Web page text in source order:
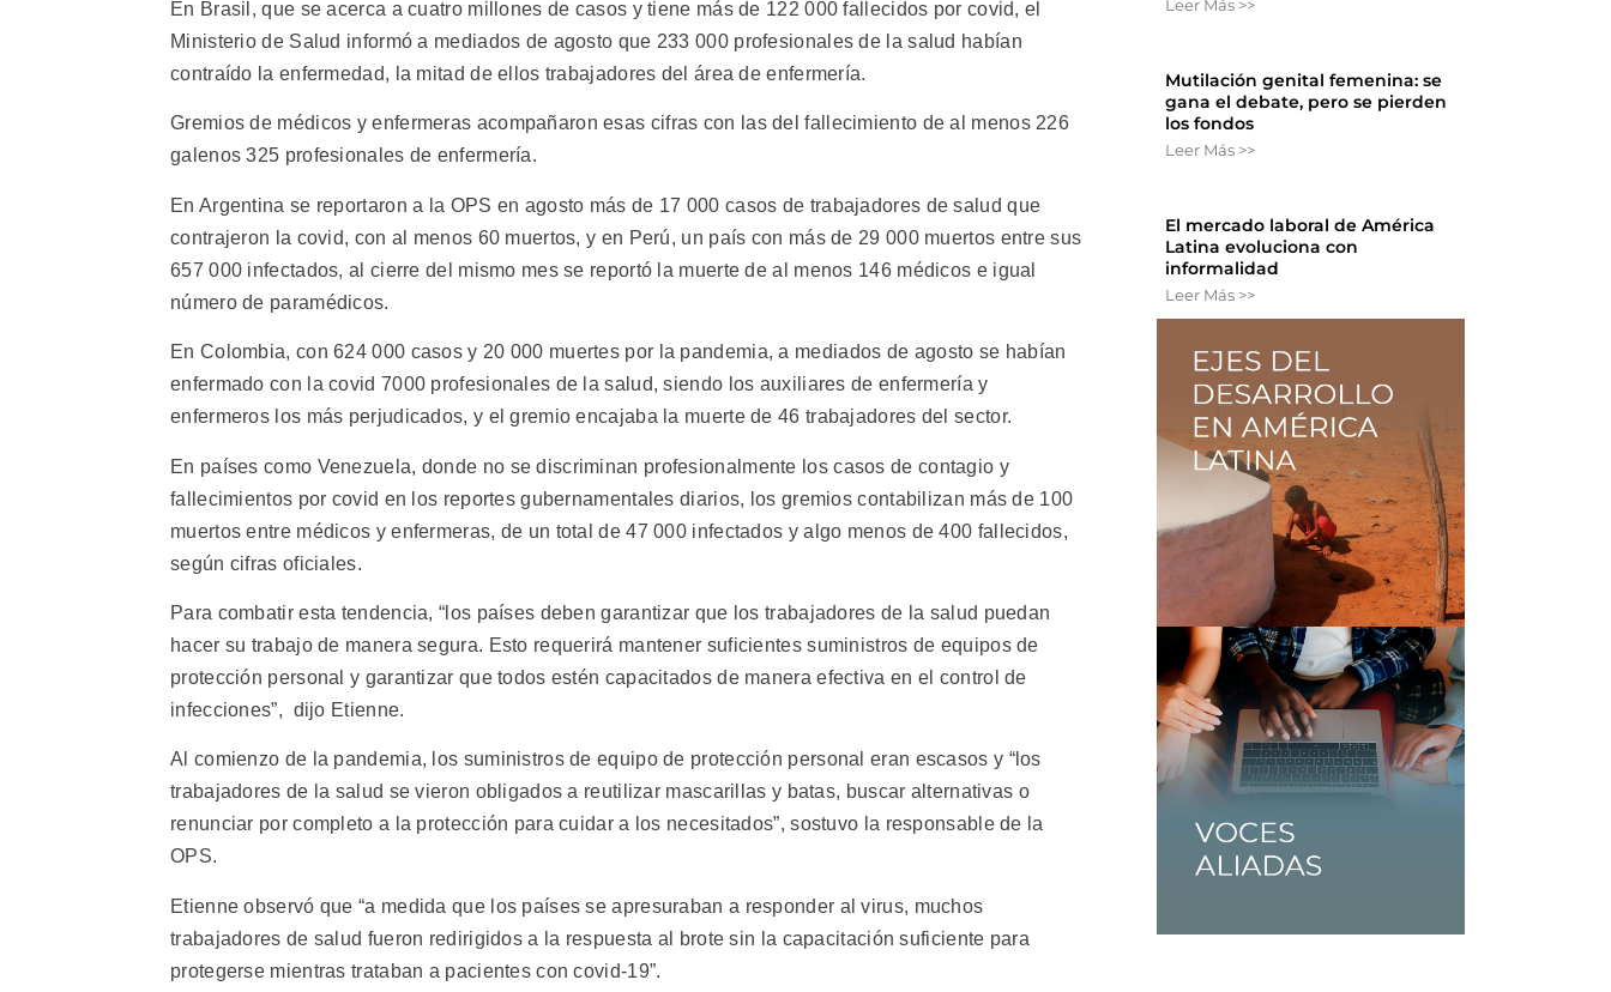
En Brasil, que se acerca a cuatro millones de casos y tiene más de 122 000 fallecidos por covid, el
Ministerio de Salud informó a mediados de agosto que 233 000 profesionales de la salud habían
contraído la enfermedad, la mitad de ellos trabajadores del área de enfermería.
Gremios de médicos y enfermeras acompañaron esas cifras con las del fallecimiento de al menos 226
galenos 325 profesionales de enfermería.
En Argentina se reportaron a la OPS en agosto más de 17 000 casos de trabajadores de salud que
contrajeron la covid, con al menos 60 muertos, y en Perú, un país con más de 29 000 muertos entre sus
657 000 infectados, al cierre del mismo mes se reportó la muerte de al menos 146 médicos e igual
número de paramédicos.
En Colombia, con 624 000 casos y 20 000 muertes por la pandemia, a mediados de agosto se habían
enfermado con la covid 7000 profesionales de la salud, siendo los auxiliares de enfermería y
enfermeros los más perjudicados, y el gremio encajaba la muerte de 46 trabajadores del sector.
En países como Venezuela, donde no se discriminan profesionalmente los casos de contagio y
fallecimientos por covid en los reportes gubernamentales diarios, los gremios contabilizan más de 100
muertos entre médicos y enfermeras, de un total de 47 000 infectados y algo menos de 400 fallecidos,
según cifras oficiales.
Para combatir esta tendencia, “los países deben garantizar que los trabajadores de la salud puedan
hacer su trabajo de manera segura. Esto requerirá mantener suficientes suministros de equipos de
protección personal y garantizar que todos estén capacitados de manera efectiva en el control de
infecciones”, dijo Etienne.
Al comienzo de la pandemia, los suministros de equipo de protección personal eran escasos y “los
trabajadores de la salud se vieron obligados a reutilizar mascarillas y batas, buscar alternativas o
renunciar por completo a la protección para cuidar a los necesitados”, sostuvo la responsable de la
OPS.
Etienne observó que “a medida que los países se apresuraban a responder al virus, muchos
trabajadores de salud fueron redirigidos a la respuesta al brote sin la capacitación suficiente para
protegerse mientras trataban a pacientes con covid-19”.
Leer Más >>
Mutilación genital femenina: se
gana el debate, pero se pierden
los fondos
Leer Más >>
El mercado laboral de América
Latina evoluciona con
informalidad
Leer Más >>